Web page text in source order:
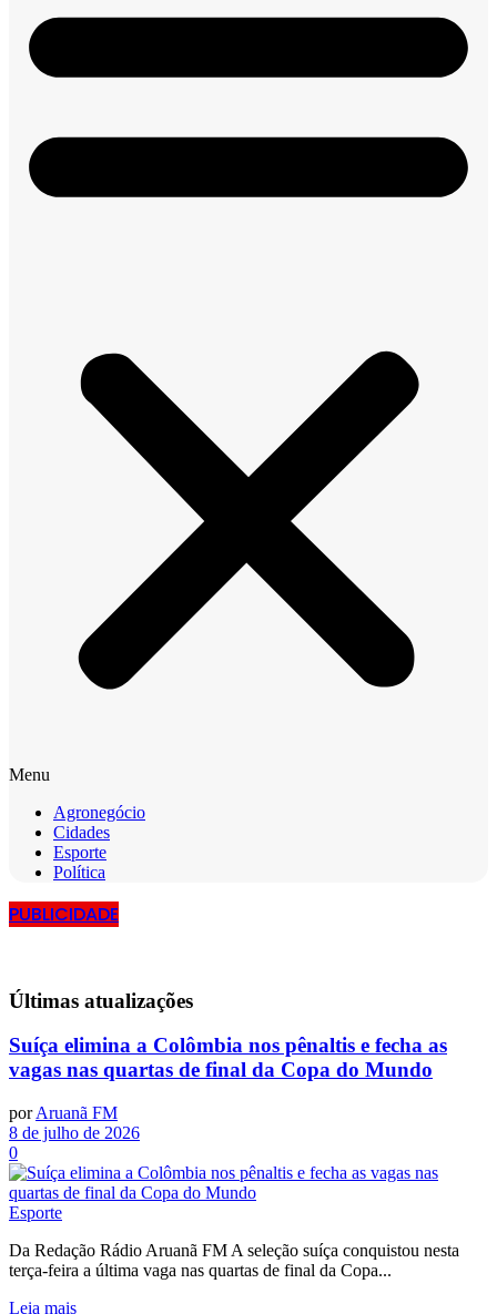
Menu
Agronegócio
Cidades
Esporte
Política
PUBLICIDADE
Últimas atualizações
Suíça elimina a Colômbia nos pênaltis e fecha as
vagas nas quartas de final da Copa do Mundo
por Aruanã FM
8 de julho de 2026
0
Esporte
Da Redação Rádio Aruanã FM A seleção suíça conquistou nesta
terça-feira a última vaga nas quartas de final da Copa...
Leia mais